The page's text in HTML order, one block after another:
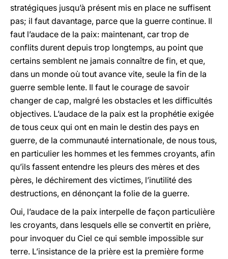
stratégiques jusqu’à présent mis en place ne suffisent
pas; il faut davantage, parce que la guerre continue. Il
faut l’audace de la paix: maintenant, car trop de
conflits durent depuis trop longtemps, au point que
certains semblent ne jamais connaître de fin, et que,
dans un monde où tout avance vite, seule la fin de la
guerre semble lente. Il faut le courage de savoir
changer de cap, malgré les obstacles et les difficultés
objectives. L’audace de la paix est la prophétie exigée
de tous ceux qui ont en main le destin des pays en
guerre, de la communauté internationale, de nous tous,
en particulier les hommes et les femmes croyants, afin
qu’ils fassent entendre les pleurs des mères et des
pères, le déchirement des victimes, l’inutilité des
destructions, en dénonçant la folie de la guerre.
Oui, l’audace de la paix interpelle de façon particulière
les croyants, dans lesquels elle se convertit en prière,
pour invoquer du Ciel ce qui semble impossible sur
terre. L’insistance de la prière est la première forme